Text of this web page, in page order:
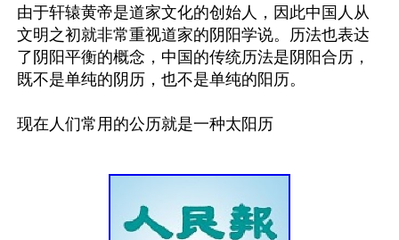
由于轩辕黄帝是道家文化的创始人，因此中国人从
文明之初就非常重视道家的阴阳学说。历法也表达
了阴阳平衡的概念，中国的传统历法是阴阳合历，
既不是单纯的阴历，也不是单纯的阳历。
现在人们常用的公历就是一种太阳历